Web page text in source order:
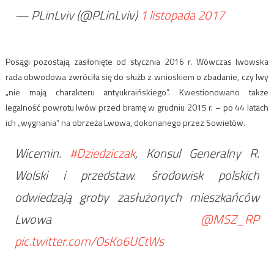
— PLinLviv (@PLinLviv) 1 listopada 2017
Posągi pozostają zasłonięte od stycznia 2016 r. Wówczas lwowska
rada obwodowa zwróciła się do służb z wnioskiem o zbadanie, czy lwy
„nie mają charakteru antyukraińskiego”. Kwestionowano także
legalność powrotu lwów przed bramę w grudniu 2015 r. – po 44 latach
ich „wygnania” na obrzeża Lwowa, dokonanego przez Sowietów.
Wicemin. #Dziedziczak, Konsul Generalny R.
Wolski i przedstaw. środowisk polskich
odwiedzają groby zasłużonych mieszkańców
Lwowa @MSZ_RP
pic.twitter.com/OsKo6UCtWs